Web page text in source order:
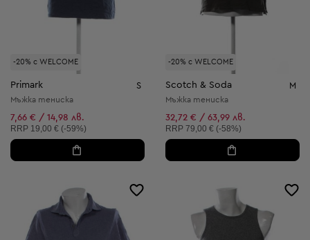
-20% с WELCOME
Primark S
Мъжка тениска
7,66 € / 14,98 лв.
Препоръчителна цена:
RRP 19,00 € (-59%)
-20% с WELCOME
Scotch & Soda M
Мъжка тениска
32,72 € / 63,99 лв.
Препоръчителна цена:
RRP 79,00 € (-58%)